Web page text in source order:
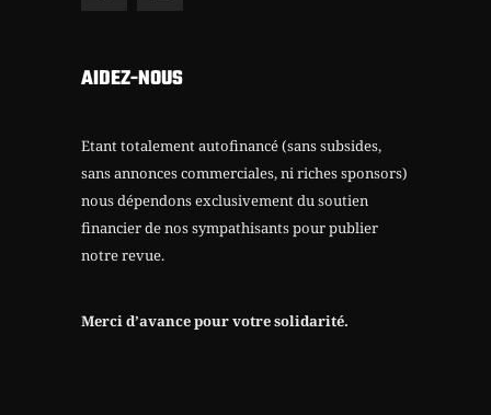
AIDEZ-NOUS
Etant totalement autofinancé (sans subsides,
sans annonces commerciales, ni riches sponsors)
nous dépendons exclusivement du soutien
financier de nos sympathisants pour publier
notre revue.
Merci d’avance pour votre solidarité.